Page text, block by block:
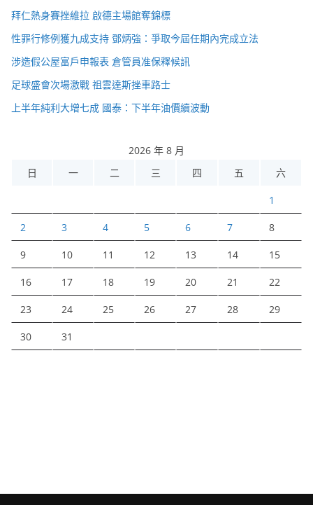
拜仁熱身賽挫維拉 啟德主場館奪錦標
性罪行修例獲九成支持 鄧炳強：爭取今屆任期內完成立法
涉造假公屋富戶申報表 倉管員准保釋候訊
足球盛會次場激戰 祖雲達斯挫車路士
上半年純利大增七成 國泰：下半年油價續波動
2026 年 8 月
日
一 二 三 四 五 六
1
2 3 4 5 6 7 8
9 10 11 12 13 14 15
16 17 18 19 20 21 22
23 24 25 26 27 28 29
30 31